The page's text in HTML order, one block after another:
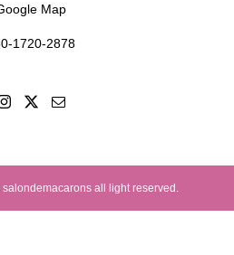
Map
1720-2878
all light reserved.